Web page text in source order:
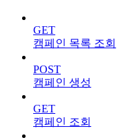
GET
캠페인 목록 조회
POST
캠페인 생성
GET
캠페인 조회